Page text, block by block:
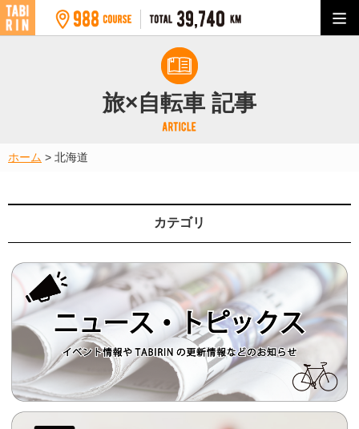
旅×自転車 記事
ホーム > 北海道
カテゴリ